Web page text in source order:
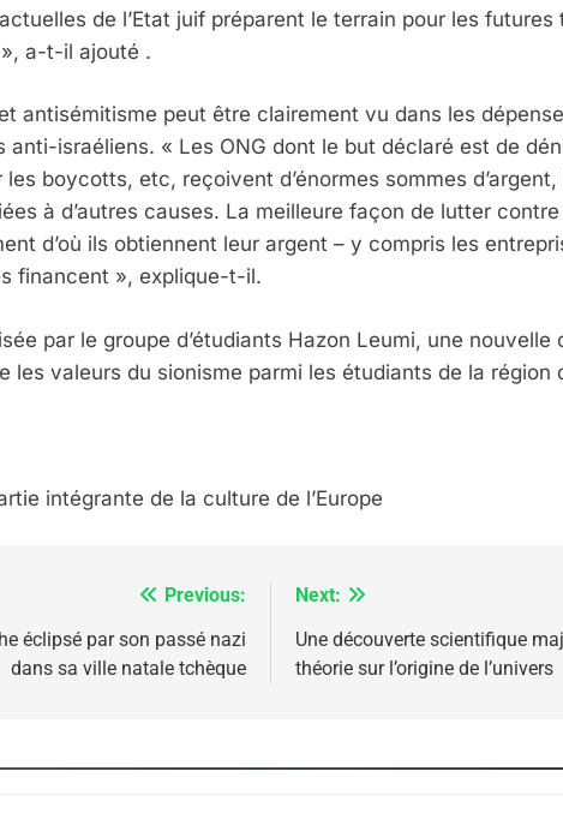
de l’Etat juif préparent le terrain pour les futures
a-t-il ajouté .
antisémitisme peut être clairement vu dans les
anti-israéliens. « Les ONG dont le but déclaré est de
boycotts, etc, reçoivent d’énormes sommes
à d’autres causes. La meilleure façon de lutter
d’où ils obtiennent leur argent – y compris les
financent », explique-t-il.
par le groupe d’étudiants Hazon Leumi, une nouvelle
les valeurs du sionisme parmi les étudiants de la région
intégrante de la culture de l’Europe
Previous:
éclipsé par son passé nazi
dans sa ville natale tchèque
Next:
Une découverte scientifique
théorie sur l’origine de l’univers
L’année La Plus Meurtrière Selon Le Rapport
DIGNE ET RÉSILIENTE : POURQUOI JE
QUI NOUS MANQUE – Jacques Hadida